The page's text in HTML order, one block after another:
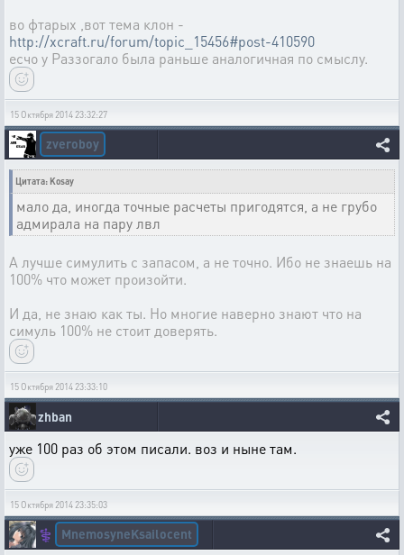
во фтарых ,вот тема клон -
http://xcraft.ru/forum/topic_15456#post-410590
есчо у Раззогало была раньше аналогичная по смыслу.
15 Октября 2014 23:32:27
zveroboy
Цитата: Kosay
мало да, иногда точные расчеты пригодятся, а не грубо
адмирала на пару лвл
А лучше симулить с запасом, а не точно. Ибо не знаешь на
100% что может произойти.
И да, не знаю как ты. Но многие наверно знают что на
симуль 100% не стоит доверять.
15 Октября 2014 23:33:10
zhban
уже 100 раз об этом писали. воз и ныне там.
15 Октября 2014 23:35:03
⚕️ MnemosyneKsailocent